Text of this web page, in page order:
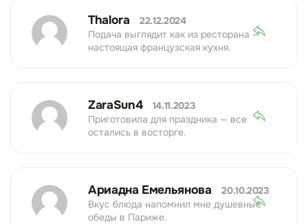
Thalora
22.12.2024
Подача выглядит как из ресторана —
настоящая французская кухня.
ZaraSun4
14.11.2023
Приготовила для праздника — все
остались в восторге.
Ариадна Емельянова
20.10.2023
Вкус блюда напомнил мне душевные
обеды в Париже.